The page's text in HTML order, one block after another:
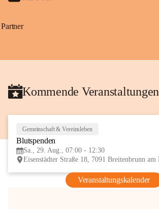
Partner
Kommende Veranstaltungen
Gemeinschaft & Vereinsleben
Blutspenden
Sa., 29. Aug., 07:00 - 12:30
Veranstaltungskalender